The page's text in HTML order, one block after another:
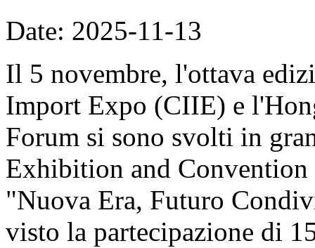
Date: 2025-11-13
Il 5 novembre, l'ottava
Import Expo (CIIE) e
Forum si sono svolti in
Exhibition and Convention
"Nuova Era, Futuro
visto la partecipazione di